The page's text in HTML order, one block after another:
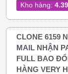
Kho hàng:
CLONE 6159
MAIL NHẬN
FULL BAO
HÀNG VERY